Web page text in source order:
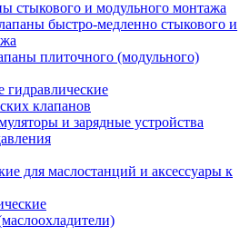
стыкового и модульного монтажа
быстро-медленно стыкового и
плиточного (модульного)
клапанов
и зарядные устройства
для маслостанций и аксессуары к